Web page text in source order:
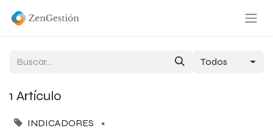
Todos
1 Artículo
INDICADORES ×